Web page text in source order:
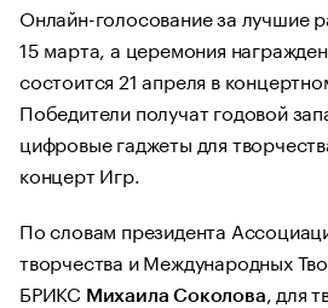
Онлайн-голосование за лучшие
15 марта, а церемония
состоится 21 апреля в
Победители получат годовой
цифровые гаджеты для
концерт Игр.
По словам президента
творчества и Международных
БРИКС Михаила Соколова, для